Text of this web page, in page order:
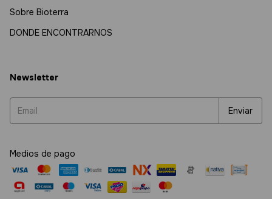
Sobre Bioterra
DONDE ENCONTRARNOS
Newsletter
Medios de pago